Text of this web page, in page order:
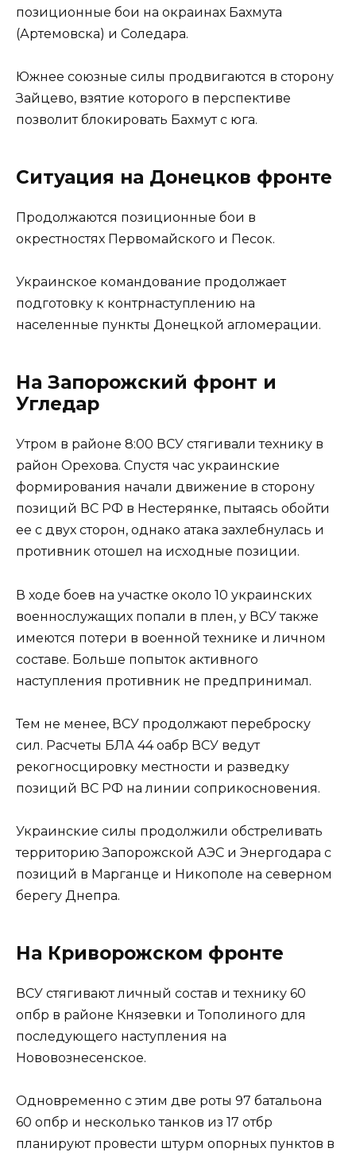
позиционные бои на окраинах Бахмута
(Артемовска) и Соледара.
Южнее союзные силы продвигаются в сторону
Зайцево, взятие которого в перспективе
позволит блокировать Бахмут с юга.
Ситуация на Донецков фронте
Продолжаются позиционные бои в
окрестностях Первомайского и Песок.
Украинское командование продолжает
подготовку к контрнаступлению на
населенные пункты Донецкой агломерации.
На Запорожский фронт и
Угледар
Утром в районе 8:00 ВСУ стягивали технику в
район Орехова. Спустя час украинские
формирования начали движение в сторону
позиций ВС РФ в Нестерянке, пытаясь обойти
ее с двух сторон, однако атака захлебнулась и
противник отошел на исходные позиции.
В ходе боев на участке около 10 украинских
военнослужащих попали в плен, у ВСУ также
имеются потери в военной технике и личном
составе. Больше попыток активного
наступления противник не предпринимал.
Тем не менее, ВСУ продолжают переброску
сил. Расчеты БЛА 44 оабр ВСУ ведут
рекогносцировку местности и разведку
позиций ВС РФ на линии соприкосновения.
Украинские силы продолжили обстреливать
территорию Запорожской АЭС и Энергодара с
позиций в Марганце и Никополе на северном
берегу Днепра.
На Криворожском фронте
ВСУ стягивают личный состав и технику 60
опбр в районе Князевки и Тополиного для
последующего наступления на
Нововознесенское.
Одновременно с этим две роты 97 батальона
60 опбр и несколько танков из 17 отбр
планируют провести штурм опорных пунктов в